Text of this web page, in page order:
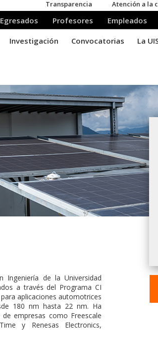
Ingeniería de la Universidad
a través del Programa CI
aplicaciones automotrices
180 nm hasta 22 nm. Ha
empresas como Freescale
y Renesas Electronics,